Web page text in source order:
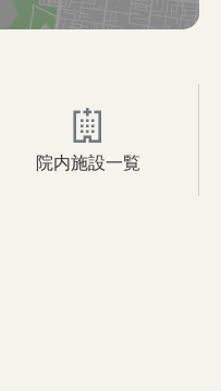
院内施設一覧